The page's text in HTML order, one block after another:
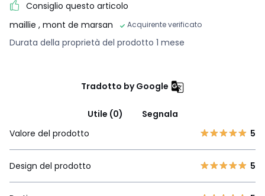
Consiglio questo articolo
maillie , mont de marsan Acquirente verificato
Durata della proprietà del prodotto 1 mese
Tradotto by Google
Utile (0)
Segnala
Valore del prodotto
5
Design del prodotto 5